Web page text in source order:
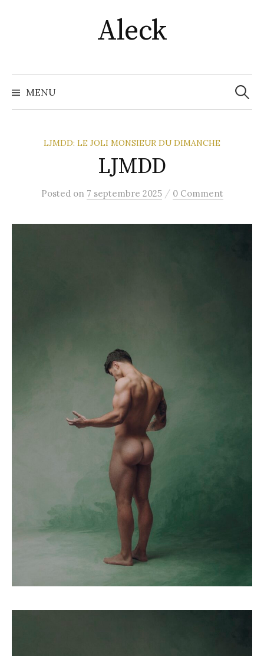
Aleck
MENU
LJMDD: LE JOLI MONSIEUR DU DIMANCHE
LJMDD
Posted on 7 septembre 2025 / 0 Comment